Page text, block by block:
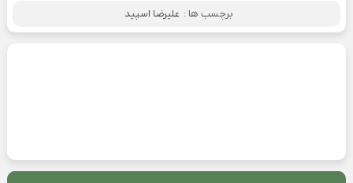
برچسب ها : علیرضا اسپید